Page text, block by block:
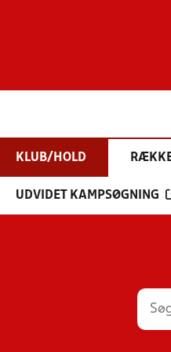
KLUB/HOLD
UDVIDET KAMPSØGNING